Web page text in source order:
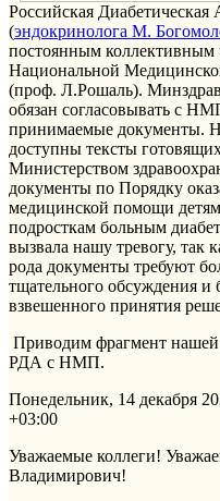
Российская Диабетическая
(эндокринолога М.
постоянным коллективным
Национальной
(проф. Л.Рошаль).
обязан согласовывать с
принимаемые документы.
доступны тексты
Министерством
документы по Порядку
медицинской помощи
подросткам больным
вызвала нашу тревогу, так
рода документы требуют
тщательного обсуждения и
взвешенного принятия
Приводим фрагмент нашей
РДА с НМП.
Понедельник, 14 декабря
+03:00
Уважаемые коллеги!
Владимирович!